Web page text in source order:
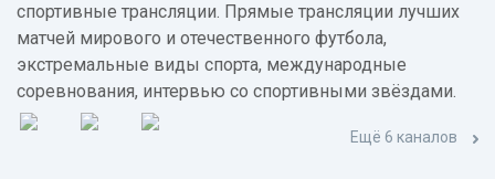
спортивные трансляции. Прямые трансляции лучших
матчей мирового и отечественного футбола,
экстремальные виды спорта, международные
соревнования, интервью со спортивными звёздами.
Ещё 6 каналов